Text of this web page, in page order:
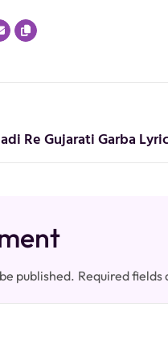
Re Gujarati Garba
published. Required fields